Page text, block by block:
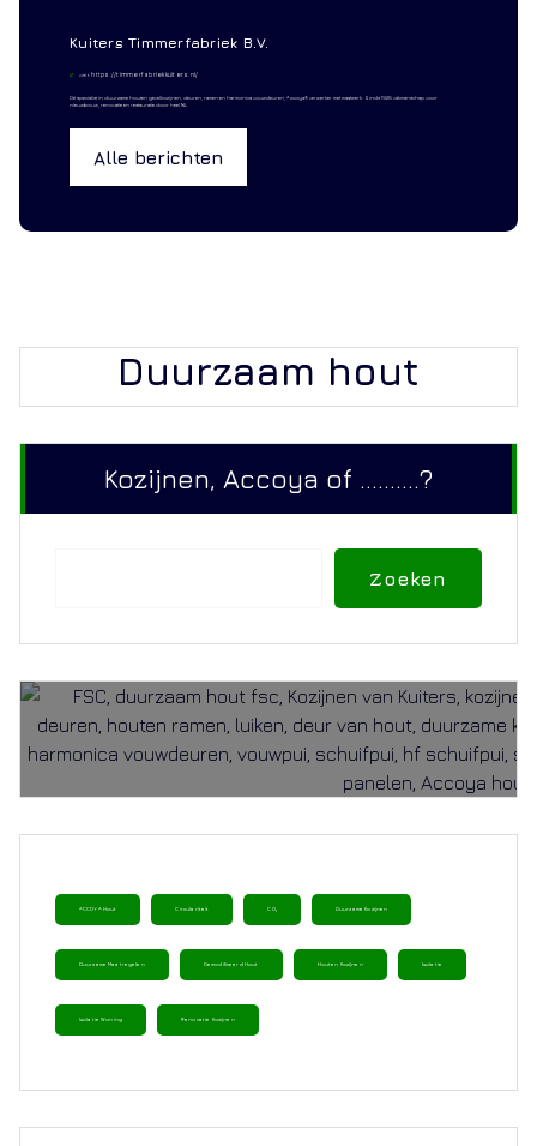
Kuiters Timmerfabriek B.V.
visit:https://timmerfabriekkuiters.nl/
Dé specialist in duurzame houten gevelkozijnen, deuren, ramen en harmonica vouwdeuren, Accoya® verwerker met maatwerk. Sinds 1926 vakmanschap voor
nieuwbouw, renovatie en restauratie door heel NL
Alle berichten
Duurzaam hout
Kozijnen, Accoya of ..........?
Zoeken
ACCOYA Hout Circulariteit CO₂ Duurzame Kozijnen
Duurzame Maatregelen Gemodificeerd Hout Houten Kozijnen Isolatie
Isolatie Woning Renovatie Kozijnen